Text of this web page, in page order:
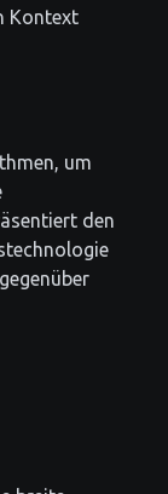
Kontext
um
den